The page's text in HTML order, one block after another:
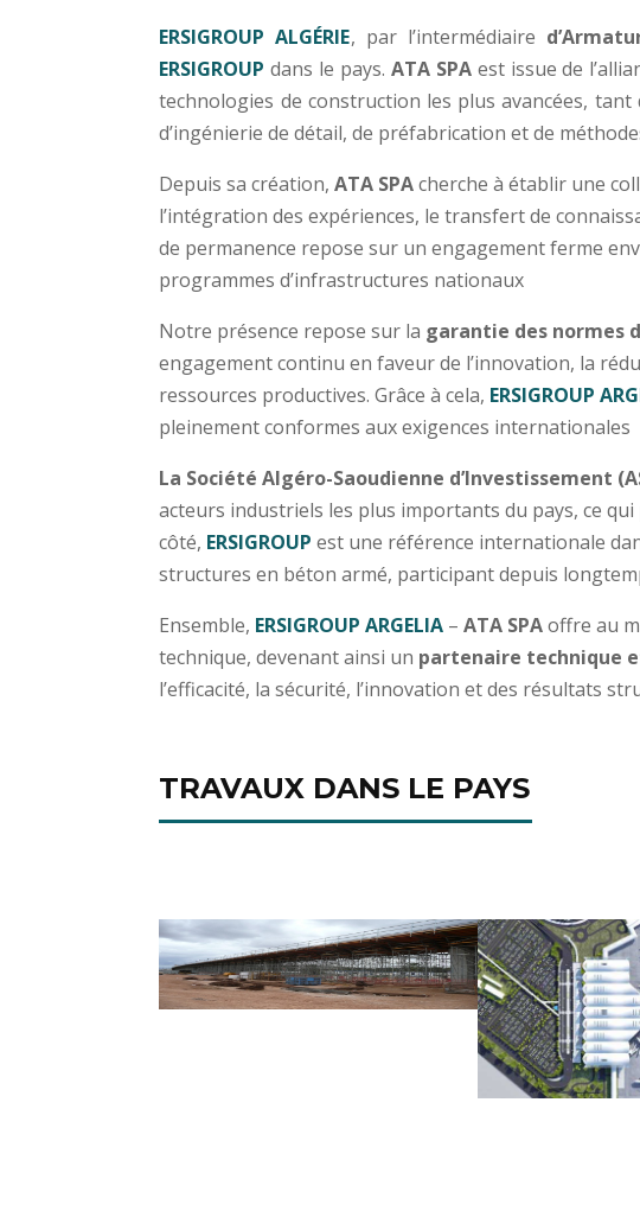
ERSIGROUP ALGÉRIE, par l’intermédiaire
ERSIGROUP dans le pays. ATA SPAest issue de
technologies de construction les plus avancées,
d’ingénierie de détail, de préfabrication et de
Depuis sa création,ATA SPAcherche à établir une
l’intégration des expériences, le transfert de
de permanence repose sur un engagement ferme
programmes d’infrastructures nationaux
Notre présence repose sur la garantie des normes
engagement continu en faveur de l’innovation, la
ressources productives. Grâce à cela, ERSIGROUP
pleinement conformes aux exigences internationales
La Société Algéro-Saoudienne d’Investissement
acteurs industriels les plus importants du pays, ce
côté, ERSIGROUP est une référence internationale
structures en béton armé, participant depuis
Ensemble, ERSIGROUP ARGELIA –ATA SPAoffre au
technique, devenant ainsi un partenaire technique
l’efficacité, la sécurité, l’innovation et des résultats
TRAVAUX DANS LE PAYS